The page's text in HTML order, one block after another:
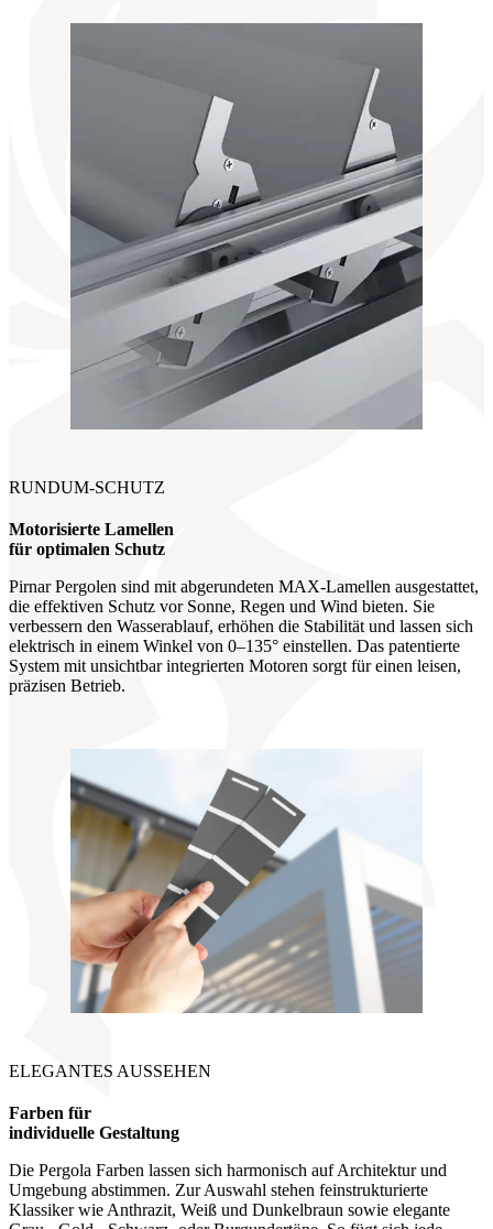
RUNDUM-SCHUTZ
Motorisierte Lamellen
für optimalen Schutz
Pirnar Pergolen sind mit abgerundeten MAX-Lamellen ausgestattet,
die effektiven Schutz vor Sonne, Regen und Wind bieten. Sie
verbessern den Wasserablauf, erhöhen die Stabilität und lassen sich
elektrisch in einem Winkel von 0–135° einstellen. Das patentierte
System mit unsichtbar integrierten Motoren sorgt für einen leisen,
präzisen Betrieb.
ELEGANTES AUSSEHEN
Farben für
individuelle Gestaltung
Die Pergola Farben lassen sich harmonisch auf Architektur und
Umgebung abstimmen. Zur Auswahl stehen feinstrukturierte
Klassiker wie Anthrazit, Weiß und Dunkelbraun sowie elegante